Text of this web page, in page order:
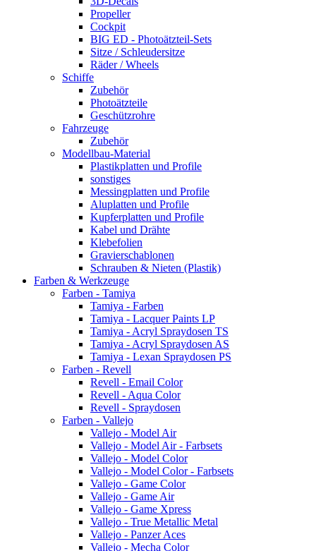
Propeller
Cockpit
BIG ED - Photoätzteil-Sets
Sitze / Schleudersitze
Räder / Wheels
Schiffe
Zubehör
Photoätzteile
Geschützrohre
Fahrzeuge
Zubehör
Modellbau-Material
Plastikplatten und Profile
sonstiges
Messingplatten und Profile
Aluplatten und Profile
Kupferplatten und Profile
Kabel und Drähte
Klebefolien
Gravierschablonen
Schrauben & Nieten (Plastik)
Farben & Werkzeuge
Farben - Tamiya
Tamiya - Farben
Tamiya - Lacquer Paints LP
Tamiya - Acryl Spraydosen TS
Tamiya - Acryl Spraydosen AS
Tamiya - Lexan Spraydosen PS
Farben - Revell
Revell - Email Color
Revell - Aqua Color
Revell - Spraydosen
Farben - Vallejo
Vallejo - Model Air
Vallejo - Model Air - Farbsets
Vallejo - Model Color
Vallejo - Model Color - Farbsets
Vallejo - Game Color
Vallejo - Game Air
Vallejo - Game Xpress
Vallejo - True Metallic Metal
Vallejo - Panzer Aces
Vallejo - Mecha Color